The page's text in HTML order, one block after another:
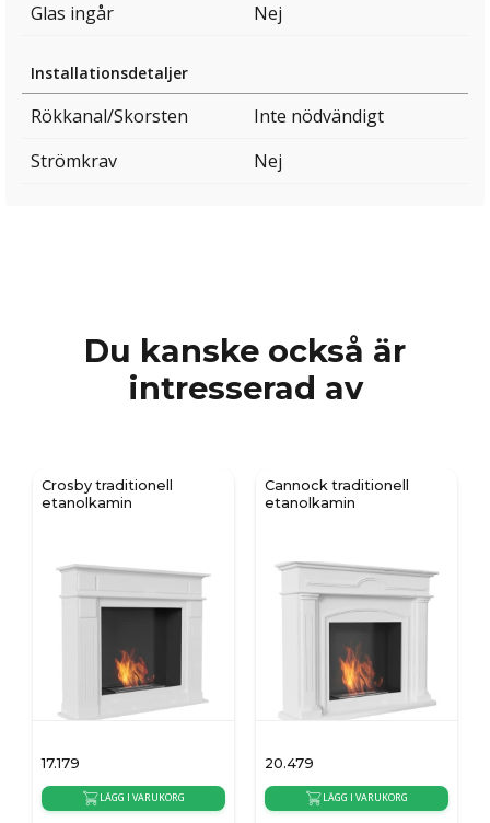
Glas ingår
Nej
Installationsdetaljer
Rökkanal/Skorsten
Inte nödvändigt
Strömkrav
Nej
Du kanske också är
intresserad av
Crosby traditionell
etanolkamin
17.179
LÄGG I VARUKORG
Cannock traditionell
etanolkamin
20.479
LÄGG I VARUKORG